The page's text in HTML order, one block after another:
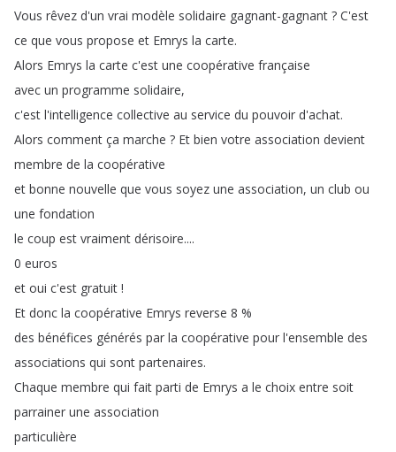
Vous rêvez d'un vrai modèle solidaire gagnant-gagnant ? C'est
ce que vous propose et Emrys la carte.
Alors Emrys la carte c'est une coopérative française
avec un programme solidaire,
c'est l'intelligence collective au service du pouvoir d'achat.
Alors comment ça marche ? Et bien votre association devient
membre de la coopérative
et bonne nouvelle que vous soyez une association, un club ou
une fondation
le coup est vraiment dérisoire....
0 euros
et oui c'est gratuit !
Et donc la coopérative Emrys reverse 8 %
des bénéfices générés par la coopérative pour l'ensemble des
associations qui sont partenaires.
Chaque membre qui fait parti de Emrys a le choix entre soit
parrainer une association
particulière